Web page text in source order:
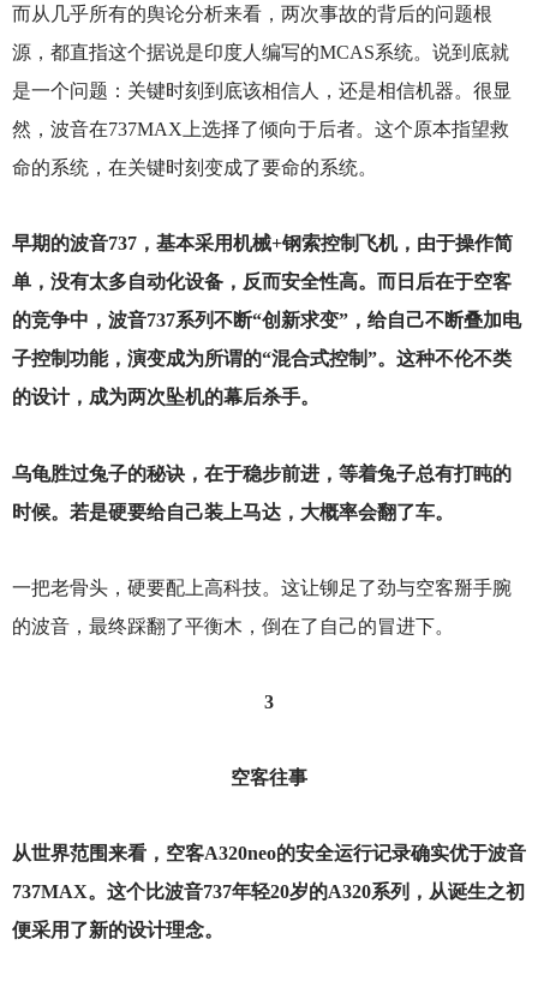
而从几乎所有的舆论分析来看，两次事故的背后的问题根
源，都直指这个据说是印度人编写的MCAS系统。说到底就
是一个问题：关键时刻到底该相信人，还是相信机器。很显
然，波音在737MAX上选择了倾向于后者。这个原本指望救
命的系统，在关键时刻变成了要命的系统。
早期的波音737，基本采用机械+钢索控制飞机，由于操作简
单，没有太多自动化设备，反而安全性高。而日后在于空客
的竞争中，波音737系列不断“创新求变”，给自己不断叠加电
子控制功能，演变成为所谓的“混合式控制”。这种不伦不类
的设计，成为两次坠机的幕后杀手。
乌龟胜过兔子的秘诀，在于稳步前进，等着兔子总有打盹的
时候。若是硬要给自己装上马达，大概率会翻了车。
一把老骨头，硬要配上高科技。这让铆足了劲与空客掰手腕
的波音，最终踩翻了平衡木，倒在了自己的冒进下。
3
空客往事
从世界范围来看，空客A320neo的安全运行记录确实优于波音
737MAX。这个比波音737年轻20岁的A320系列，从诞生之初
便采用了新的设计理念。